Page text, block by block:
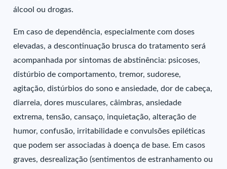
álcool ou drogas.
Em caso de dependência, especialmente com doses
elevadas, a descontinuação brusca do tratamento será
acompanhada por sintomas de abstinência: psicoses,
distúrbio de comportamento, tremor, sudorese,
agitação, distúrbios do sono e ansiedade, dor de cabeça,
diarreia, dores musculares, câimbras, ansiedade
extrema, tensão, cansaço, inquietação, alteração de
humor, confusão, irritabilidade e convulsões epiléticas
que podem ser associadas à doença de base. Em casos
graves, desrealização (sentimentos de estranhamento ou